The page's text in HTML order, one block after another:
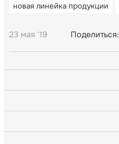
новая линейка продукции
23 мая '19 Поделиться: